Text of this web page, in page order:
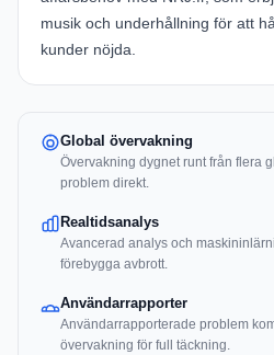
musik och underhållning för att
kunder nöjda.
Global övervakning
Övervakning dygnet runt från flera
problem direkt.
Realtidsanalys
Avancerad analys och
förebygga avbrott.
Användarrapporter
Användarrapporterade problem
övervakning för full täckning.